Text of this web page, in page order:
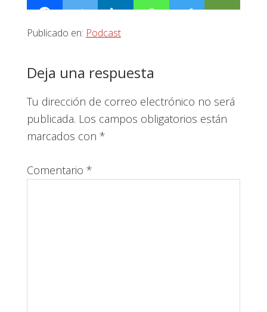
Publicado en: Podcast
Interacciones
con
los
lectores
Deja una respuesta
Tu dirección de correo electrónico no será
publicada. Los campos obligatorios están
marcados con *
Comentario *